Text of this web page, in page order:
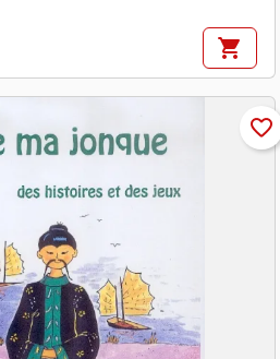
shopping_cart
favorite_border